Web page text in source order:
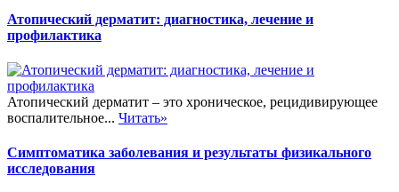
Атопический дерматит: диагностика, лечение и
профилактика
Атопический дерматит – это хроническое, рецидивирующее
воспалительное... Читать»
Симптоматика заболевания и результаты физикального
исследования